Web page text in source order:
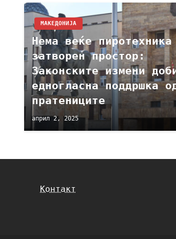
МАКЕДОНИЈА
Нема веќе
затворен простор:
Законските измени
едногласна поддршка
пратениците
април 2, 2025
Контакт